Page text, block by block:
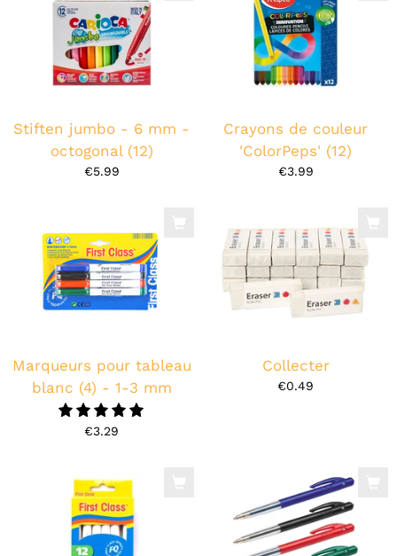
Stiften jumbo - 6 mm -
octogonal (12)
€5.99
Crayons de couleur
'ColorPeps' (12)
€3.99
Marqueurs pour tableau
blanc (4) - 1-3 mm
€3.29
Collecter
€0.49